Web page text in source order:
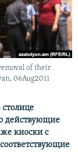
of their
06Aug2011
действующие
киоски с